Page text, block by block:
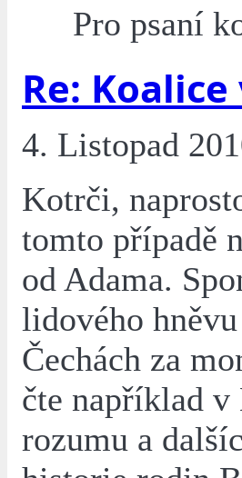
Pro psaní
Re:
4. Listopad
Kotrči,
tomto případě
od Adama.
lidového
Čechách za
čte například
rozumu a